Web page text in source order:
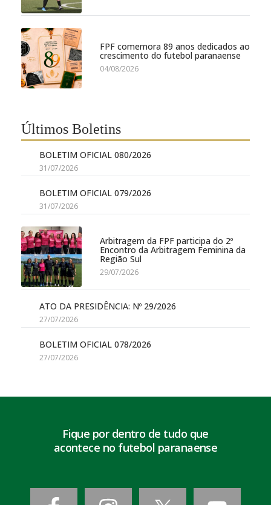
FPF comemora 89 anos dedicados ao
crescimento do futebol paranaense
04/08/2026
Últimos Boletins
BOLETIM OFICIAL 080/2026
31/07/2026
BOLETIM OFICIAL 079/2026
31/07/2026
Arbitragem da FPF participa do 2º
Encontro da Arbitragem Feminina da
Região Sul
29/07/2026
ATO DA PRESIDÊNCIA: Nº 29/2026
27/07/2026
BOLETIM OFICIAL 078/2026
27/07/2026
Fique por dentro de tudo que
acontece no futebol paranaense